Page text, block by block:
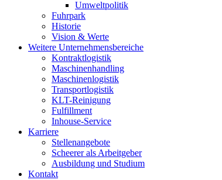
Umweltpolitik
Fuhrpark
Historie
Vision & Werte
Weitere Unternehmensbereiche
Kontraktlogistik
Maschinenhandling
Maschinenlogistik
Transportlogistik
KLT-Reinigung
Fulfillment
Inhouse-Service
Karriere
Stellenangebote
Scheerer als Arbeitgeber
Ausbildung und Studium
Kontakt